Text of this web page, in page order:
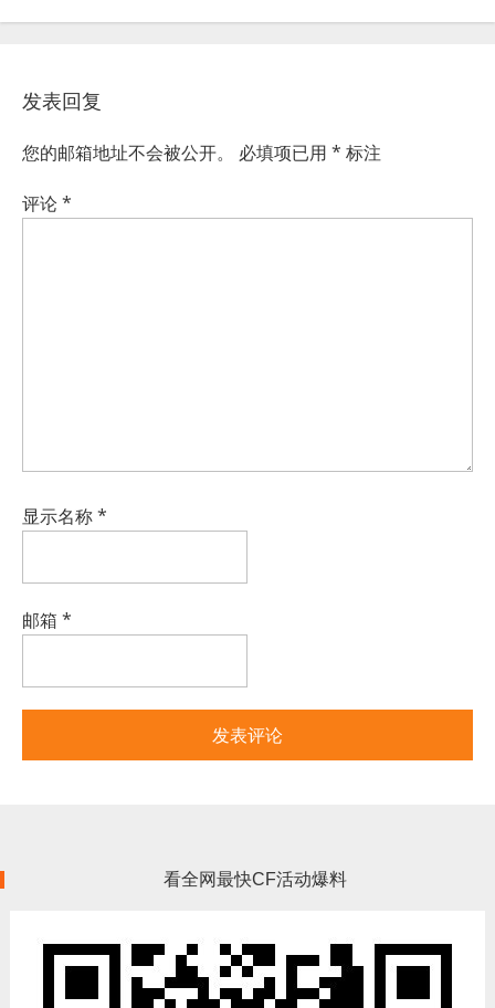
发表回复
您的邮箱地址不会被公开。 必填项已用 * 标注
评论*
显示名称*
邮箱 *
看全网最快CF活动爆料